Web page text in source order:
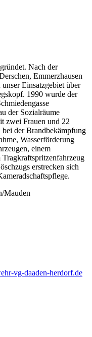
Nach der
Emmerzhausen
Einsatzgebiet über
1990 wurde der
der Sozialräume
zwei Frauen und 22
der Brandbekämpfung
Wasserförderung
einem
erstrecken sich
Mauden
vg-daaden-herdorf.de